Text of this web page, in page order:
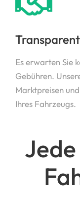
Es erwarten Sie
Gebühren.
Marktpreisen
Ihres Fahrzeugs.